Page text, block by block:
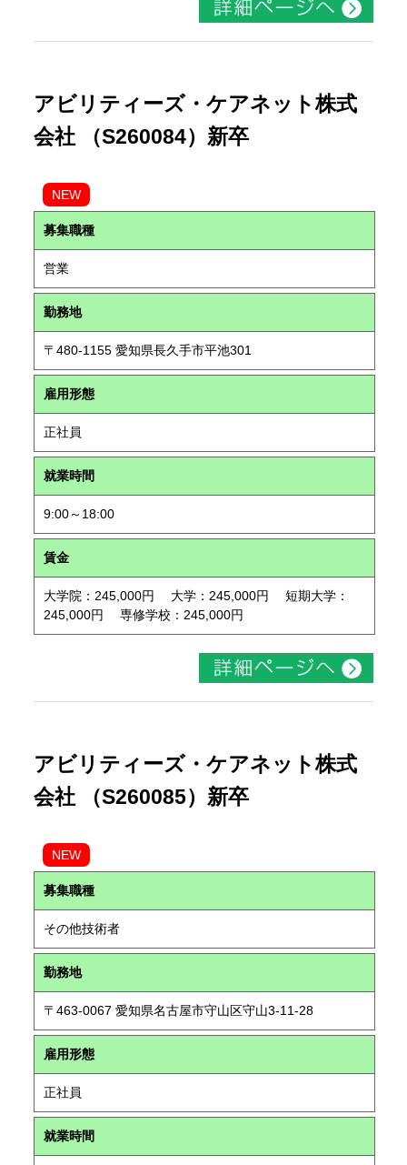
アビリティーズ・ケアネット株式
会社 （S260084）新卒
NEW
募集職種
営業
勤務地
〒480-1155 愛知県長久手市平池301
雇用形態
正社員
就業時間
9:00～18:00
賃金
大学院：245,000円 大学：245,000円 短期大学：
245,000円 専修学校：245,000円
アビリティーズ・ケアネット株式
会社 （S260085）新卒
NEW
募集職種
その他技術者
勤務地
〒463-0067 愛知県名古屋市守山区守山3-11-28
雇用形態
正社員
就業時間